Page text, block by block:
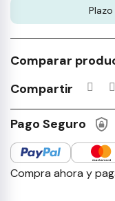
Comparar
Compartir
Pago Seguro
Compra ahora y